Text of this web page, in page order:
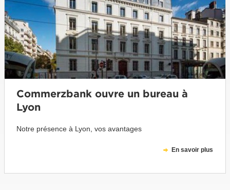
Commerzbank ouvre un bureau à
Lyon
Notre présence à Lyon, vos avantages
En savoir plus